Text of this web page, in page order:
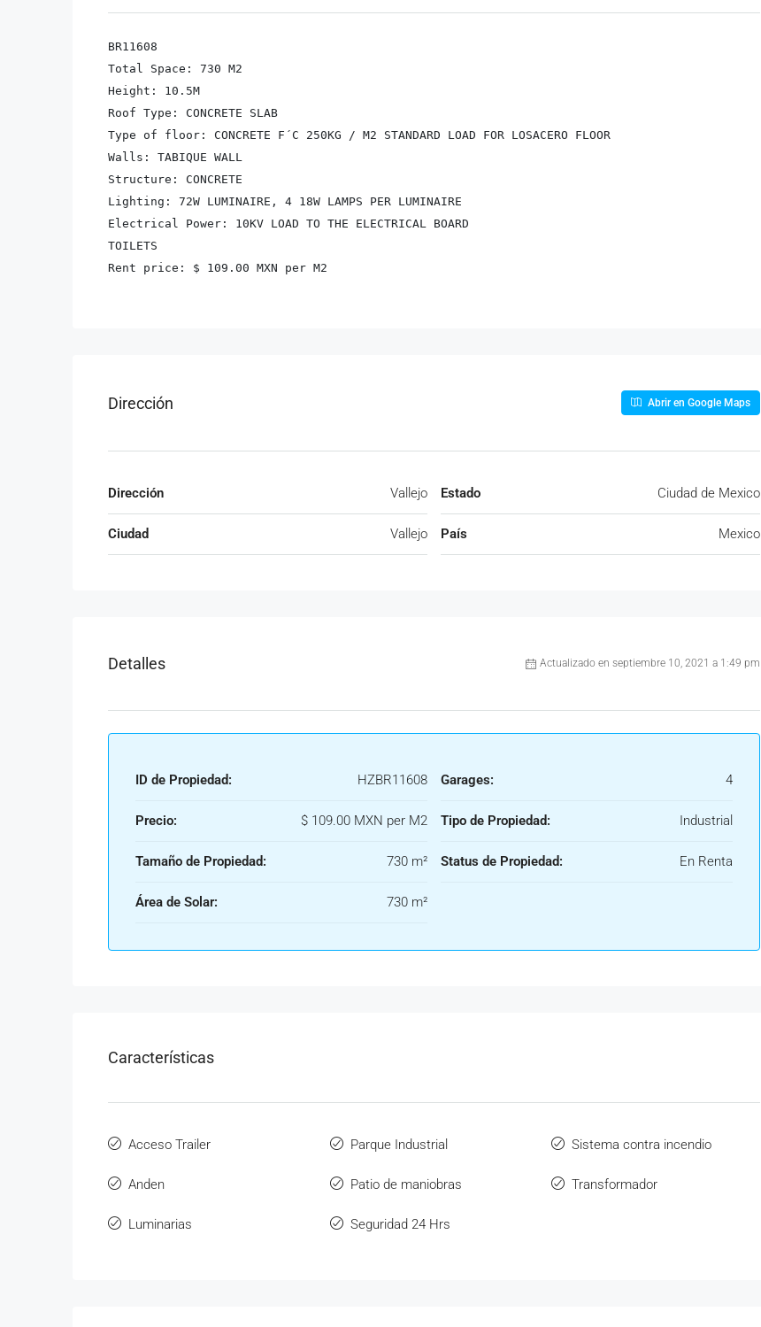
BR11608
Total Space: 730 M2
Height: 10.5M
Roof Type: CONCRETE SLAB
Type of floor: CONCRETE F´C 250KG / M2 STANDARD LOAD FOR LOSACERO FLOOR
Walls: TABIQUE WALL
Structure: CONCRETE
Lighting: 72W LUMINAIRE, 4 18W LAMPS PER LUMINAIRE
Electrical Power: 10KV LOAD TO THE ELECTRICAL BOARD
TOILETS
Rent price: $ 109.00 MXN per M2
Dirección Abrir en Google Maps
Dirección Vallejo
Ciudad Vallejo
Estado Ciudad de Mexico
País Mexico
Detalles Actualizado en septiembre 10, 2021 a 1:49 pm
ID de Propiedad: HZBR11608
Precio: $ 109.00 MXN per M2
Tamaño de Propiedad: 730 m²
Área de Solar: 730 m²
Garages: 4
Tipo de Propiedad: Industrial
Status de Propiedad: En Renta
Características
Acceso Trailer
Anden
Luminarias
Parque Industrial
Patio de maniobras
Seguridad 24 Hrs
Sistema contra incendio
Transformador